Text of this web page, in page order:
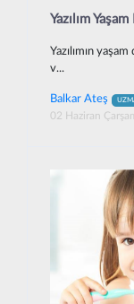
Yazılım
Yazılımın
v...
Balkar Ateş
02 Haziran